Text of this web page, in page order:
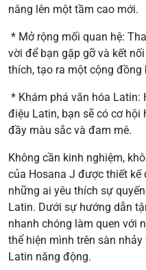
nâng lên một tầm cao mới.
* Mở rộng mối quan hệ:
vời để bạn gặp gỡ và kết
thích, tạo ra một cộng
* Khám phá văn hóa Latin:
điệu Latin, bạn sẽ có cơ hội
đầy màu sắc và đam mê.
Không cần kinh nghiệm,
của Hosana J được thiết
những ai yêu thích sự
Latin. Dưới sự hướng dẫn
nhanh chóng làm quen với
thể hiện mình trên sàn
Latin năng động.